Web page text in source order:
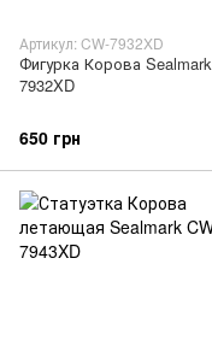
Артикул: CW-7932XD
Фигурка Корова
7932XD
650 грн